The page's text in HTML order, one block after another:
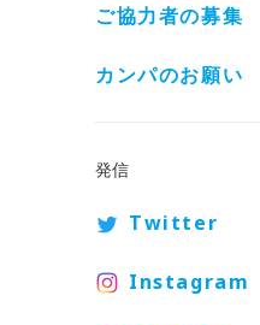
ご協力者の募集
カンパのお願い
発信
Twitter
Instagram